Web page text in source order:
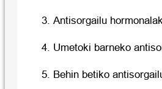
3. Antisorgailu
4. Umetoki barneko
5. Behin betiko